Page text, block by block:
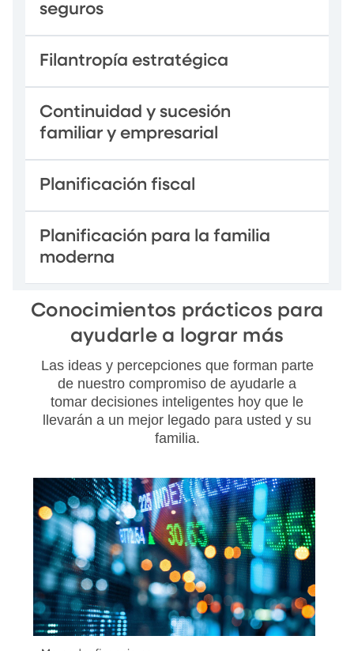
seguros
Filantropía estratégica
Continuidad y sucesión
familiar y empresarial
Planificación fiscal
Planificación para la familia
moderna
Conocimientos prácticos para
ayudarle a lograr más
Las ideas y percepciones que forman parte
de nuestro compromiso de ayudarle a
tomar decisiones inteligentes hoy que le
llevarán a un mejor legado para usted y su
familia.